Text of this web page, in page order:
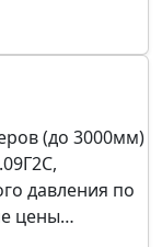
(до 3000мм)
давления по
цены…